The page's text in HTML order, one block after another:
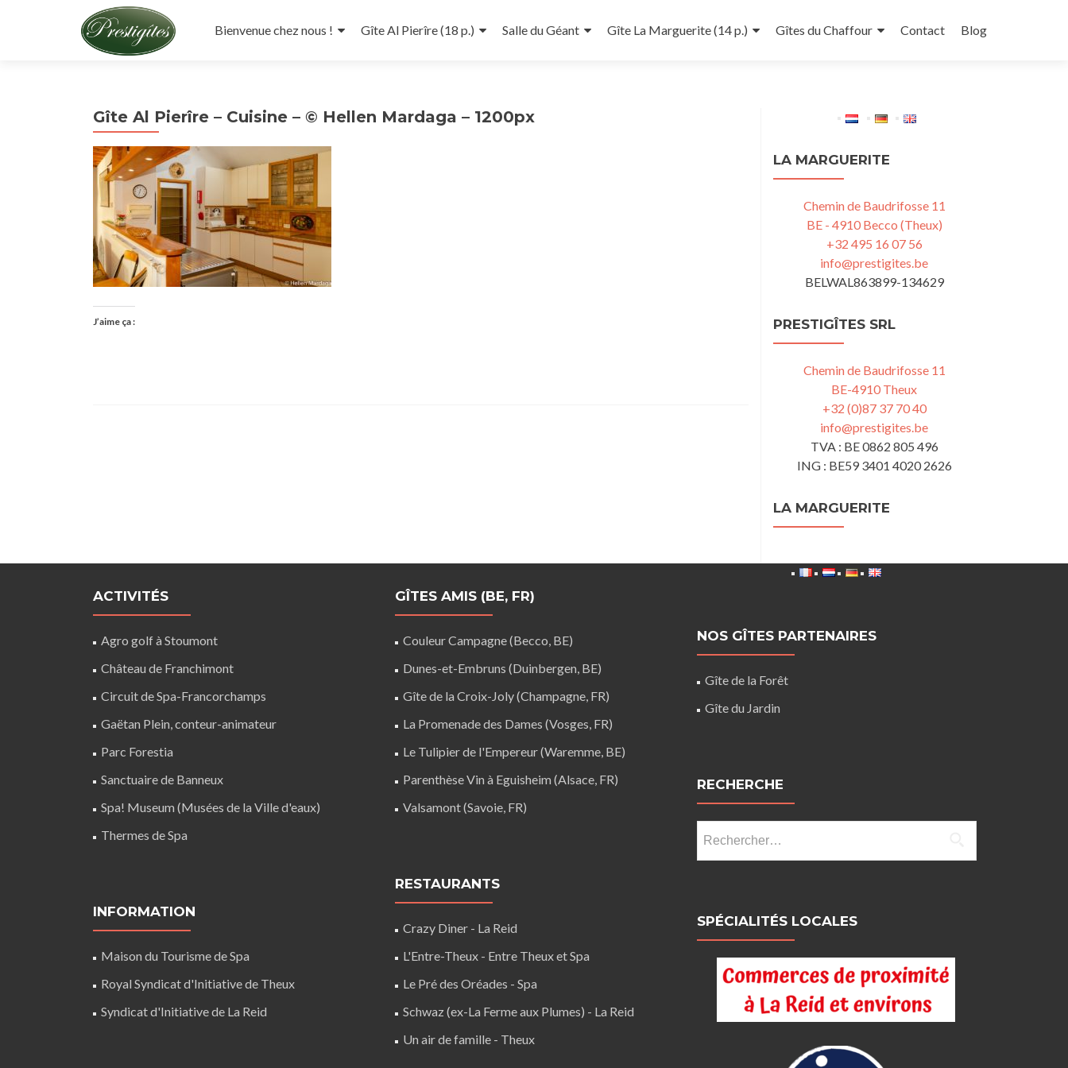
au
Bienvenue chez nous ! Gîte Al Pierîre (18 p.) Salle du Géant Gîte La Marguerite (14 p.) Gîtes du Chaffour Contact Blog
Gîte Al Pierîre – Cuisine – © Hellen Mardaga – 1200px
J’aime ça :
LA MARGUERITE
Chemin de Baudrifosse 11
BE - 4910 Becco (Theux)
+32 495 16 07 56
info@prestigites.be
BELWAL863899-134629
PRESTIGÎTES SRL
Chemin de Baudrifosse 11
BE-4910 Theux
+32 (0)87 37 70 40
info@prestigites.be
TVA : BE 0862 805 496
ING : BE59 3401 4020 2626
LA MARGUERITE
ACTIVITÉS
Agro golf à Stoumont
Château de Franchimont
Circuit de Spa-Francorchamps
Gaëtan Plein, conteur-animateur
Parc Forestia
Sanctuaire de Banneux
Spa! Museum (Musées de la Ville d'eaux)
Thermes de Spa
INFORMATION
Maison du Tourisme de Spa
Royal Syndicat d'Initiative de Theux
Syndicat d'Initiative de La Reid
GÎTES AMIS (BE, FR)
Couleur Campagne (Becco, BE)
Dunes-et-Embruns (Duinbergen, BE)
Gîte de la Croix-Joly (Champagne, FR)
La Promenade des Dames (Vosges, FR)
Le Tulipier de l'Empereur (Waremme, BE)
Parenthèse Vin à Eguisheim (Alsace, FR)
Valsamont (Savoie, FR)
RESTAURANTS
Crazy Diner - La Reid
L'Entre-Theux - Entre Theux et Spa
Le Pré des Oréades - Spa
Schwaz (ex-La Ferme aux Plumes) - La Reid
Un air de famille - Theux
NOS GÎTES PARTENAIRES
Gîte de la Forêt
Gîte du Jardin
RECHERCHE
SPÉCIALITÉS LOCALES